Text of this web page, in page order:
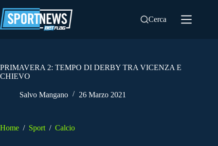
al
contenuto
Cerca
PRIMAVERA 2: TEMPO DI DERBY TRA VICENZA E
CHIEVO
Salvo Mangano 26 Marzo 2021
Home / Sport / Calcio